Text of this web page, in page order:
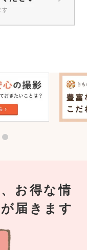
お得な情
届きます